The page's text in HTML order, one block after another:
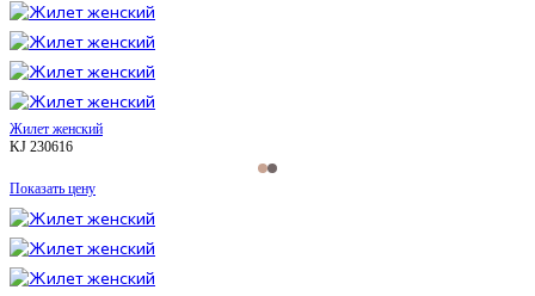
Жилет женский
KJ 230616
Показать цену